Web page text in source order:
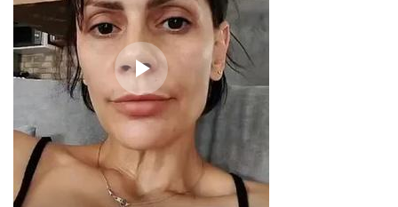
ChatApp
online
Мессенджеры